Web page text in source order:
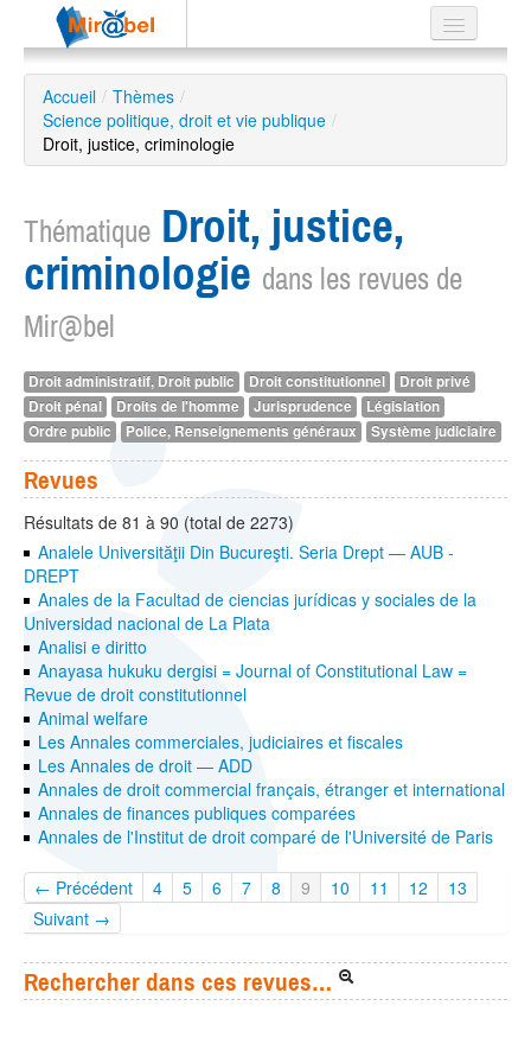
Le réseau
Soutien
Listes
Recherche
avancée
ES
?
Accueil / Thèmes /
Science politique, droit et vie publique /
Droit, justice, criminologie
Thématique Droit, justice,
criminologie dans les revues de
Mir@bel
Droit administratif, Droit public Droit constitutionnel
Droit privé
Droit pénal
Droits de l'homme Jurisprudence
Législation
Ordre public
Police, Renseignements généraux Système judiciaire
Revues
Résultats de 81 à 90 (total de 2273)
Analele Universităţii Din Bucureşti. Seria Drept — AUB -
DREPT
Anales de la Facultad de ciencias jurídicas y sociales de la
Universidad nacional de La Plata
Analisi e diritto
Anayasa hukuku dergisi = Journal of Constitutional Law =
Revue de droit constitutionnel
Animal welfare
Les Annales commerciales, judiciaires et fiscales
Les Annales de droit — ADD
Annales de droit commercial français, étranger et international
Annales de finances publiques comparées
Annales de l'Institut de droit comparé de l'Université de Paris
← Précédent 4 5 6 7 8 9 10 11 12
13
Suivant →
Rechercher dans ces revues…